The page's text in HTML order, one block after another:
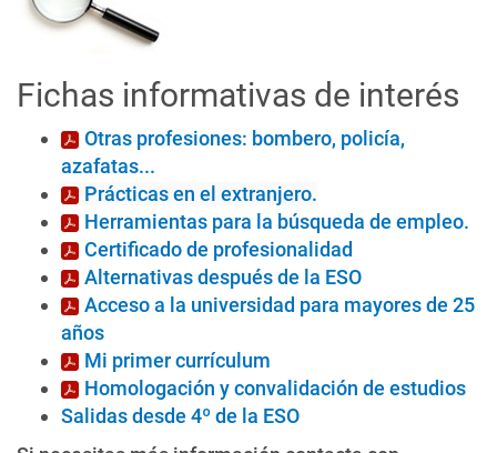
Fichas informativas de interés
Otras profesiones: bombero, policía,
azafatas...
Prácticas en el extranjero.
Herramientas para la búsqueda de empleo.
Certificado de profesionalidad
Alternativas después de la ESO
Acceso a la universidad para mayores de 25
años
Mi primer currículum
Homologación y convalidación de estudios
Salidas desde 4º de la ESO